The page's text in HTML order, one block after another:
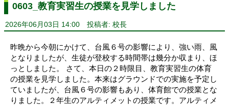
0603_教育実習生の授業を見学しました
2026年06月03日 14:00 投稿者: 校長
昨晩から今朝にかけて、台風６号の影響により、強い雨、風
となりましたが、生徒が登校する時間帯は幾分か収まり、ほ
っとしました。 さて、本日の２時限目、教育実習生の体育
の授業を見学しました。本来はグラウンドでの実施を予定し
ていましたが、台風６号の影響もあり、体育館での授業とな
りました。２年生のアルティメットの授業です。アルティメ